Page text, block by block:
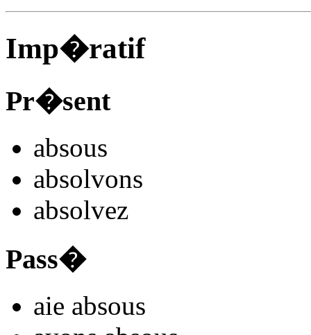
Imp�ratif
Pr�sent
absous
absolvons
absolvez
Pass�
aie absous